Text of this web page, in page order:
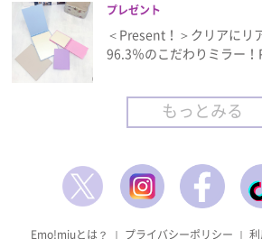
プレゼント
＜Present！＞クリアにリ
96.3％のこだわりミラー
もっとみる
Emo!miuとは？ ｜ プライバシーポリシー ｜